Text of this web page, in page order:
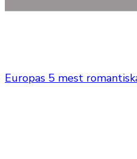
Europas 5 mest